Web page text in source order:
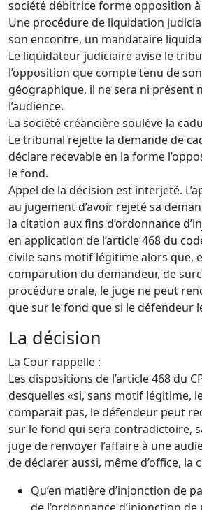
société débitrice forme opposition
Une procédure de liquidation
son encontre, un mandataire
Le liquidateur judiciaire avise le
l’opposition que compte tenu de
géographique, il ne sera ni présent
l’audience.
La société créancière soulève la
Le tribunal rejette la demande de
déclare recevable en la forme
le fond.
Appel de la décision est interjeté.
au jugement d’avoir rejeté sa
la citation aux fins d’ordonnance
en application de l’article 468 du
civile sans motif légitime alors que,
comparution du demandeur, de
procédure orale, le juge ne peut
que sur le fond que si le défendeur
La décision
La Cour rappelle :
Les dispositions de l’article 468 du
desquelles «si, sans motif légitime,
comparait pas, le défendeur peut
sur le fond qui sera contradictoire,
juge de renvoyer l’affaire à une
de déclarer aussi, même d’office, la
Qu’en matière d’injonction de